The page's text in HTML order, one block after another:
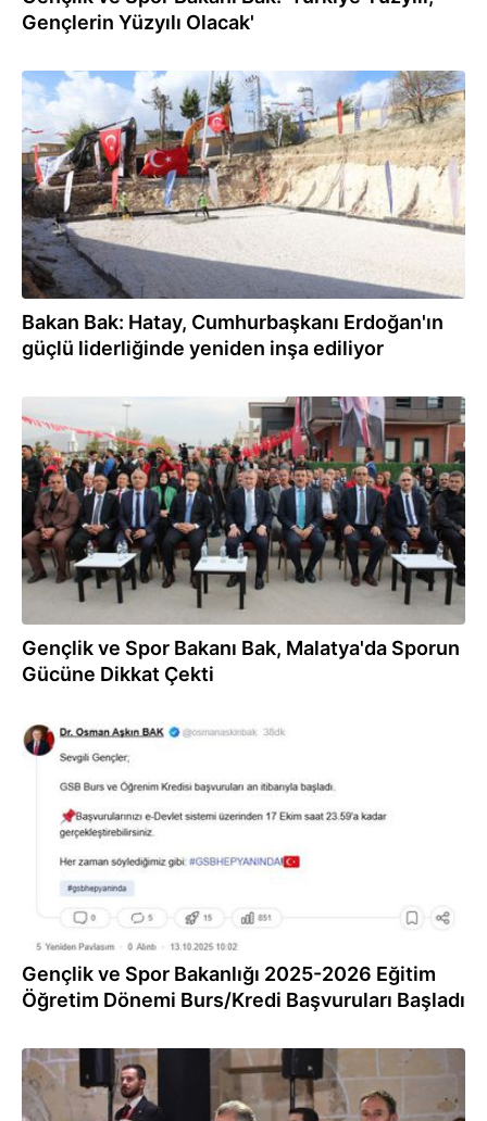
Gençlerin Yüzyılı Olacak'
25.10.2025
Bakan Bak: Hatay, Cumhurbaşkanı Erdoğan'ın
güçlü liderliğinde yeniden inşa ediliyor
21.10.2025
Gençlik ve Spor Bakanı Bak, Malatya'da Sporun
Gücüne Dikkat Çekti
13.10.2025
Gençlik ve Spor Bakanlığı 2025-2026 Eğitim
Öğretim Dönemi Burs/Kredi Başvuruları Başladı
09.10.2025